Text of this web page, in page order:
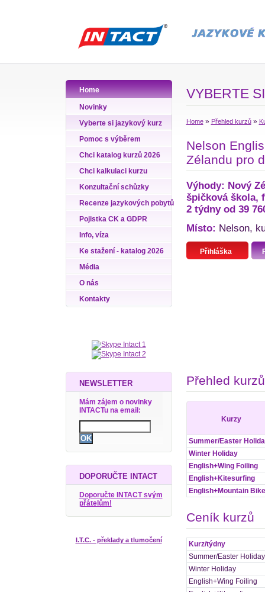
Home
Novinky
Vyberte si jazykový kurz
Pomoc s výběrem
Chci katalog kurzů 2026
Chci kalkulaci kurzu
Konzultační schůzky
Recenze jazykových pobytů
Pojistka CK a GDPR
Info, víza
Ke stažení - katalog 2026
Média
O nás
Kontakty
NEWSLETTER
Mám zájem o novinky
INTACTu na email:
DOPORUČTE INTACT
Doporučte INTACT svým
přátelům!
I.T.C. - překlady a tlumočení
VYBERTE
Home» Přehled kurzů»
Nelson
Zélandu pro
Výhody: Nový
špičková škola,
2 týdny od 39
Místo: Nelson,
Přihláška
Přehled kurzů
Kurzy
Summer/Easter
Winter Holiday
English+Wing Foiling
English+Kitesurfing
English+Mountain Bike
Ceník kurzů
Kurz/týdny
Summer/Easter Holiday
Winter Holiday
English+Wing Foiling